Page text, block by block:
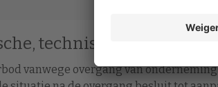
technische en
vanwege overgang van